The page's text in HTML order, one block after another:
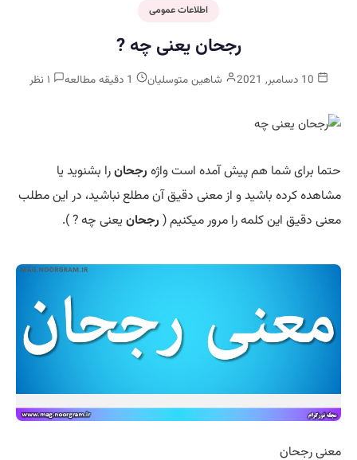
اطلاعات عمومی
رجحان یعنی چه ?
شاهین متوسلیان
حتما برای شما هم پیش آمده است واژه رجحانرا بشنوید یا
مشاهده کرده باشید و از معنی دقیق آن مطلع نباشید، در این مطلب
معنی دقیق این کلمه را مرور میکنیم ( رجحانیعنی چه ? ).
معنی رجحان